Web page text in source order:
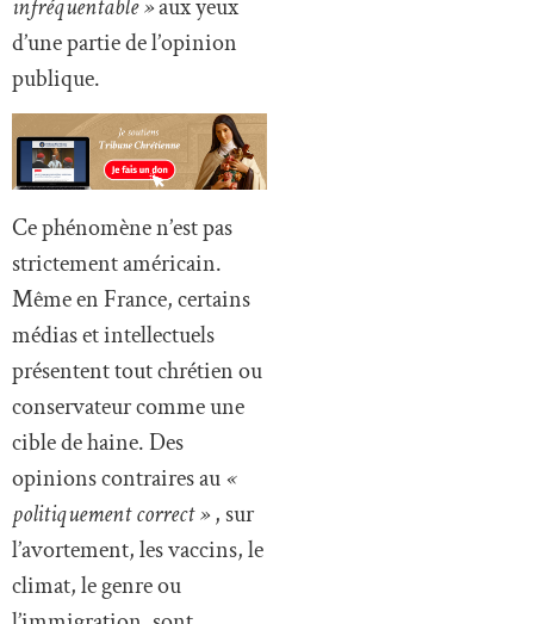
infréquentable »aux yeux
d’une partie de l’opinion
publique.
Ce phénomène n’est pas
strictement américain.
Même en France, certains
médias et intellectuels
présentent tout chrétien ou
conservateur comme une
cible de haine. Des
opinions contraires au«
politiquement correct », sur
l’avortement, les vaccins, le
climat, le genre ou